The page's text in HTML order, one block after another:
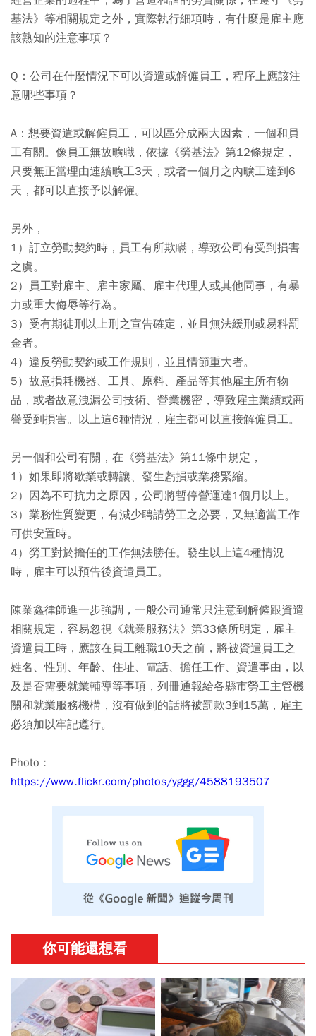
基法》等相關規定之外，實際執行細項時，有什麼是雇主應
該熟知的注意事項？
Q：公司在什麼情況下可以資遣或解僱員工，程序上應該注
意哪些事項？
A：想要資遣或解僱員工，可以區分成兩大因素，一個和員
工有關。像員工無故曠職，依據《勞基法》第12條規定，
只要無正當理由連續曠工3天，或者一個月之內曠工達到6
天，都可以直接予以解僱。
另外，
1）訂立勞動契約時，員工有所欺瞞，導致公司有受到損害
之虞。
2）員工對雇主、雇主家屬、雇主代理人或其他同事，有暴
力或重大侮辱等行為。
3）受有期徒刑以上刑之宣告確定，並且無法緩刑或易科罰
金者。
4）違反勞動契約或工作規則，並且情節重大者。
5）故意損耗機器、工具、原料、產品等其他雇主所有物
品，或者故意洩漏公司技術、營業機密，導致雇主業績或商
譽受到損害。以上這6種情況，雇主都可以直接解僱員工。
另一個和公司有關，在《勞基法》第11條中規定，
1）如果即將歇業或轉讓、發生虧損或業務緊縮。
2）因為不可抗力之原因，公司將暫停營運達1個月以上。
3）業務性質變更，有減少聘請勞工之必要，又無適當工作
可供安置時。
4）勞工對於擔任的工作無法勝任。發生以上這4種情況
時，雇主可以預告後資遣員工。
陳業鑫律師進一步強調，一般公司通常只注意到解僱跟資遣
相關規定，容易忽視《就業服務法》第33條所明定，雇主
資遣員工時，應該在員工離職10天之前，將被資遣員工之
姓名、性別、年齡、住址、電話、擔任工作、資遣事由，以
及是否需要就業輔導等事項，列冊通報給各縣市勞工主管機
關和就業服務機構，沒有做到的話將被罰款3到15萬，雇主
必須加以牢記遵行。
Photo :
https://www.flickr.com/photos/yggg/4588193507